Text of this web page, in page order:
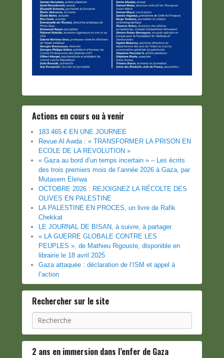
Actions en cours ou à venir
183.465 € EN UNE JOURNEE
Revue Al Awda : « TRANSFORMER LA PRISON EN
ECOLE DE LA REVOLUTION »
« Gaza au bord d’un temps incertain » – Les écrits
des trois premiers mois de l’année 2026 à Gaza, par
Mutasem Eleïwa
OCTOBRE 2026 : REJOIGNEZ LA RÉCOLTE DES
OLIVES EN PALESTINE
LA PALESTINE EN PROCES, un livre de Rafik
Chekkat
LE JOURNAL DE BISAN, à suivre, à partager
« LA GUERRE GLOBALE CONTRE LES
PEUPLES », de Mathieu Rigouste, disponible en
librairie le 18 avril 2025
Gaza attaquée : déclaration de l’ISM et appel à
l’action
Rechercher sur le site
Recherche
2 ans en immersion dans l’enfer de Gaza